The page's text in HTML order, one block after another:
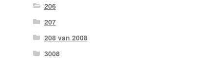
206
207
208 van 2008
3008